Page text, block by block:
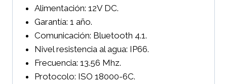
Alimentación: 12V DC.
Garantía: 1 año.
Comunicación: Bluetooth 4.1.
Nivel resistencia al agua: IP66.
Frecuencia: 13.56 Mhz.
Protocolo: ISO 18000-6C.